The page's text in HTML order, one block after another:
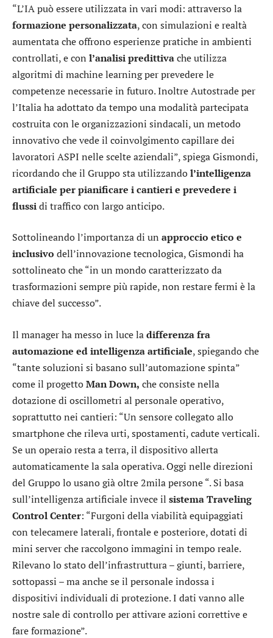
“L’IA può essere utilizzata in vari modi: attraverso la
formazione personalizzata, con simulazioni e realtà
aumentata che offrono esperienze pratiche in ambienti
controllati, e con l’analisi predittivache utilizza
algoritmi di machine learning per prevedere le
competenze necessarie in futuro. Inoltre Autostrade per
l’Italia ha adottato da tempo una modalità partecipata
costruita con le organizzazioni sindacali, un metodo
innovativo che vede il coinvolgimento capillare dei
lavoratori ASPI nelle scelte aziendali”, spiega Gismondi,
ricordando che il Gruppo sta utilizzandol’intelligenza
artificiale per pianificare i cantieri e prevedere i
flussidi traffico con largo anticipo.
Sottolineando l’importanza di un approccio etico e
inclusivo dell’innovazione tecnologica, Gismondi ha
sottolineato che “in un mondo caratterizzato da
trasformazioni sempre più rapide, non restare fermi è la
chiave del successo”.
Il manager ha messo in luce ladifferenza fra
automazione ed intelligenza artificiale, spiegando che
“tante soluzioni si basano sull’automazione spinta”
come il progettoMan Down, che consiste nella
dotazione di oscillometri al personale operativo,
soprattutto nei cantieri: “Un sensore collegato allo
smartphone che rileva urti, spostamenti, cadute verticali.
Se un operaio resta a terra, il dispositivo allerta
automaticamente la sala operativa. Oggi nelle direzioni
del Gruppo lo usano già oltre 2mila persone “. Si basa
sull’intelligenza artificiale invece il sistemaTraveling
Control Center: “Furgoni della viabilità equipaggiati
con telecamere laterali, frontale e posteriore, dotati di
mini server che raccolgono immagini in tempo reale.
Rilevano lo stato dell’infrastruttura – giunti, barriere,
sottopassi – ma anche se il personale indossa i
dispositivi individuali di protezione. I dati vanno alle
nostre sale di controllo per attivare azioni correttive e
fare formazione”.